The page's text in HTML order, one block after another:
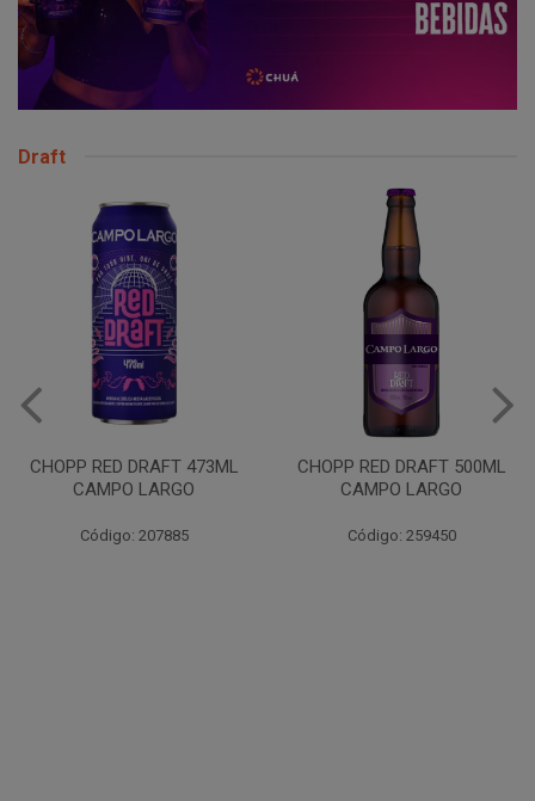
Draft
CHOPP RED DRAFT 500ML
CAMPO LARGO
Código: 259450
VINHO JURUPINGA DINALLE
975ML BCO